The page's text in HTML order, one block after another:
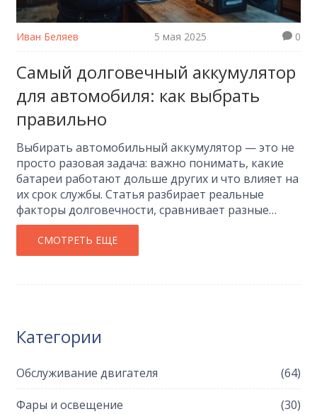
Иван Беляев 5 мая 2025 0
Самый долговечный аккумулятор
для автомобиля: как выбрать
правильно
Выбирать автомобильный аккумулятор — это не
просто разовая задача: важно понимать, какие
батареи работают дольше других и что влияет на
их срок службы. Статья разбирает реальные
факторы долговечности, сравнивает разные
типы аккумуляторов и рассказывает, как
распознать качественную батарею в магазине.
Также вы найдете советы по эксплуатации,
СМОТРЕТЬ ЕЩЕ
Категории
Обслуживание двигателя (64)
Фары и освещение (30)